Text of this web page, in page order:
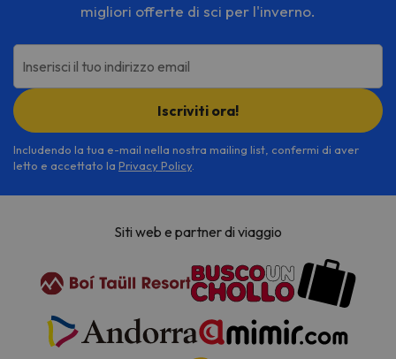
migliori offerte di sci per l'inverno.
Inserisci il tuo indirizzo email
Iscriviti ora!
Includendo la tua e-mail nella nostra mailing list, confermi di aver
letto e accettato la Privacy Policy.
Siti web e partner di viaggio